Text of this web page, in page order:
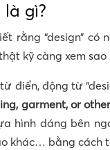
là gì?
rằng “design” có
kỹ càng xem sao
điển, động từ
garment, or
hình dáng bên
khác… bằng cách